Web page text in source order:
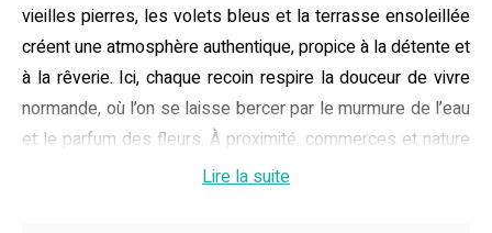
vieilles pierres, les volets bleus et la terrasse ensoleillée
créent une atmosphère authentique, propice à la détente et
à la rêverie. Ici, chaque recoin respire la douceur de vivre
normande, où l’on se laisse bercer par le murmure de l’eau
et le parfum des fleurs. À proximité, commerces et nature
s’accordent pour offrir un séjour inoubliable dans la région
Lire la suite